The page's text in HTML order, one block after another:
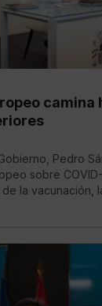
Pedro
sobre
la vacunación,